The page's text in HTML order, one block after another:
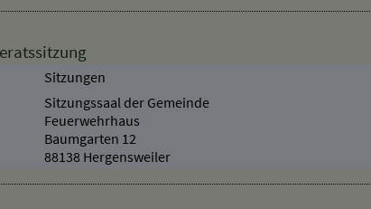
Sitzungen
Sitzungssaal der Gemeinde
Feuerwehrhaus
Baumgarten 12
88138 Hergensweiler